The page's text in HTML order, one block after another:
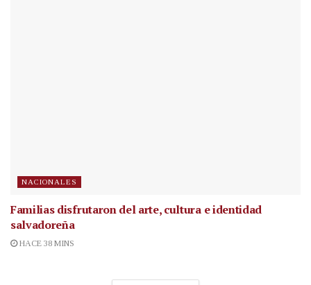
NACIONALES
Familias disfrutaron del arte, cultura e identidad
salvadoreña
HACE 38 MINS